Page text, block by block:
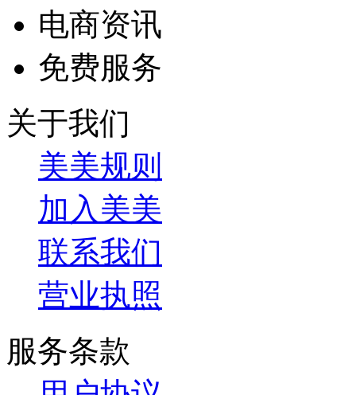
电商资讯
免费服务
关于我们
美美规则
加入美美
联系我们
营业执照
服务条款